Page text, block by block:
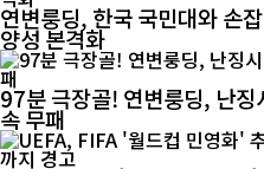
연변룽딩, 한국 국민대와 손
양성 본격화
97분 극장골! 연변룽딩, 난
속 무패